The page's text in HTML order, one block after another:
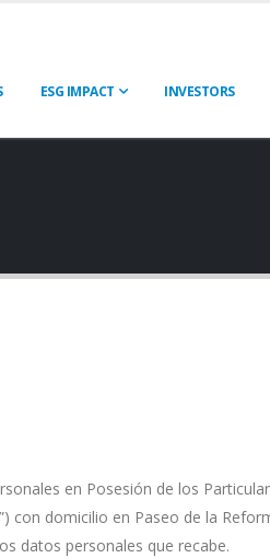
ESG IMPACT INVESTORS
en Posesión de los
con domicilio en Paseo de la
datos personales que recabe.